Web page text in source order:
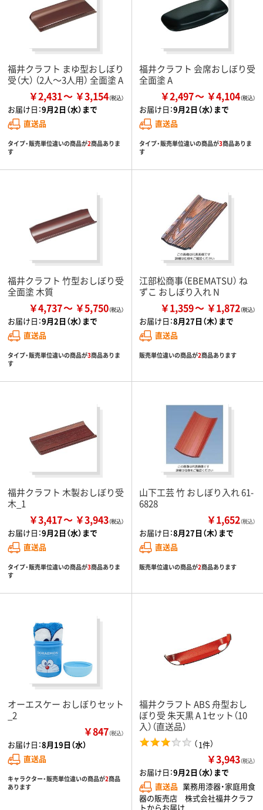
福井クラフト まゆ型おしぼり
受（大） （2人～3人用） 全面塗 A
￥2,431 ￥3,154
お届け日：9月2日（水）まで
直送品
タイプ・販売単位違いの商品が2商品ありま
す
福井クラフト 会席おしぼり受
全面塗 A
￥2,497 ￥4,104
お届け日：9月2日（水）まで
直送品
タイプ・販売単位違いの商品が3商品ありま
す
福井クラフト 竹型おしぼり受
全面塗 木質
￥4,737 ￥5,750
お届け日：9月2日（水）まで
直送品
タイプ・販売単位違いの商品が3商品ありま
す
江部松商事（EBEMATSU） ね
ずこ おしぼり入れ N
￥1,359 ￥1,872
お届け日：8月27日（木）まで
直送品
販売単位違いの商品が2商品あります
福井クラフト 木製おしぼり受
木_1
￥3,417 ￥3,943
お届け日：9月2日（水）まで
直送品
タイプ・販売単位違いの商品が3商品ありま
す
山下工芸 竹 おしぼり入れ 61-
6828
￥1,652（税込）
お届け日：8月27日（木）まで
直送品
販売単位違いの商品が2商品あります
オーエスケー おしぼりセット
_2
￥847（税込）
お届け日：8月19日（水）
直送品
キャラクター・販売単位違いの商品が2商品
あります
福井クラフト ABS 舟型おし
ぼり受 朱天黒 A 1セット（10
入）（直送品）
（1件）
￥3,943（税込）
お届け日：9月2日（水）まで
直送品 業務用漆器・家庭用食
器の販売店 株式会社福井クラフ
トからお届け